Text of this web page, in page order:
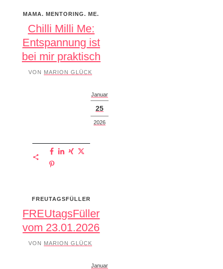
MAMA. MENTORING. ME.
Chilli Milli Me:
Entspannung ist
bei mir praktisch
VON MARION GLÜCK
Januar
25
2026
FREUTAGSFÜLLER
FREUtagsFüller
vom 23.01.2026
VON MARION GLÜCK
Januar